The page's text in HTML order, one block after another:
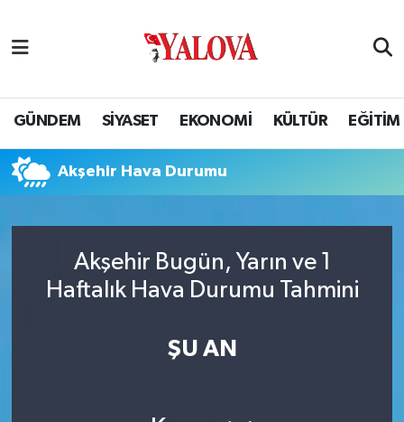
GÜNDEM SİYASET EKONOMİ KÜLTÜR EĞİTİM
Akşehir Hava Durumu
Akşehir Bugün, Yarın ve 1
Haftalık Hava Durumu Tahmini
ŞU AN
SİYASET
EĞİTİM
BİLİM VE TEKNOLOJİ
Yalova Nöbetçi Eczaneler
Yalova Hava Durumu
Puan Durumu ve Fikstür
Tüm Manşetler
Son Dakika Haberleri